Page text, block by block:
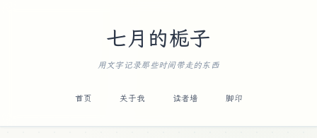
七月的栀子
用文字记录那些时间带走的东西
首页 关于我 读者墙 脚印